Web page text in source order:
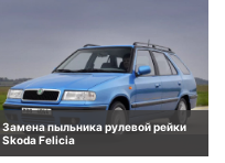
Замена пыльника рулевой рейки
Skoda Felicia